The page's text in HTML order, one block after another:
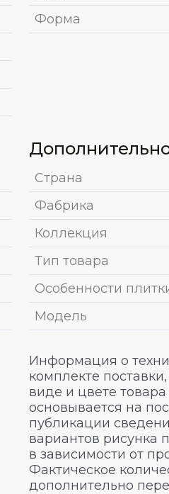
Форма
Страна
Фабрика
Коллекция
Тип товара
Особенности
Модель
Информация о
комплекте
виде и цвете
основывается на
публикации
вариантов рисунка
в зависимости от
Фактическое
дополнительно